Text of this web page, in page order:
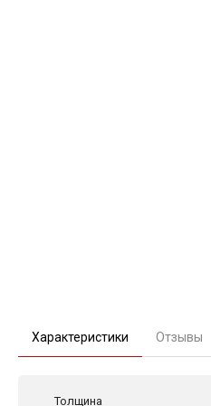
Характеристики Отзывы
Толщина